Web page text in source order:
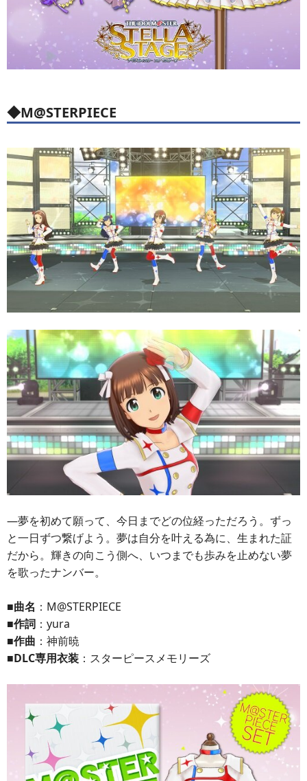
◆M@STERPIECE
―夢を初めて願って、今日までどの位経っただろう。ずっ
と一日ずつ繋げよう。夢は自分を叶える為に、生まれた証
だから。輝きの向こう側へ、いつまでも歩みを止めない夢
を歌ったナンバー。
■曲名 ：M@STERPIECE
■作詞 ：yura
■作曲 ：神前暁
■DLC専用衣装 ：スターピースメモリーズ